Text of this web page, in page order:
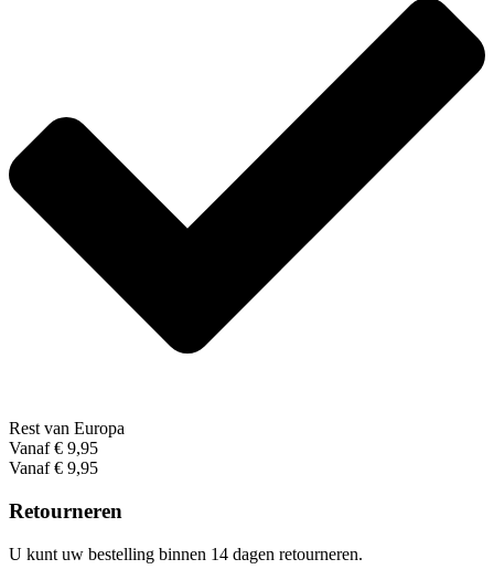
Rest van Europa
Vanaf € 9,95
Vanaf € 9,95
Retourneren
U kunt uw bestelling binnen 14 dagen retourneren.